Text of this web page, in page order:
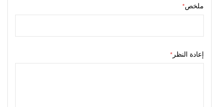
ملخص
إعادة النظر